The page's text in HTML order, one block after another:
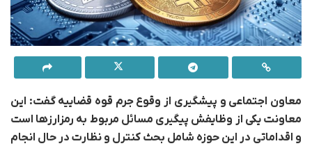
معاون اجتماعی و پیشگیری از وقوع جرم قوه قضاییه گفت: این
معاونت یکی از وظایفش پیگیری مسائل مربوط به رمزارزها است
و اقداماتی در این حوزه شامل بحث کنترل و نظارت در حال انجام